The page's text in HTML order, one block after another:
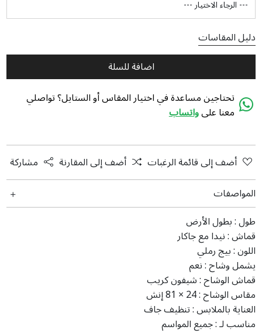
دليل المقاسات
اضافة للسلة
تحتاجين مساعدة في اختيار المقاس أو الستايل؟ تواصلي
معنا علىواتساب
أضف إلى قائمة الرغبات أضف إلى المقارنة
مشاركة
المواصفات
طول :بطول الأرض
قماش :نيدا مع جاكار
اللون :بيج رملي
يشمل وشاح :نعم
قماش الوشاح :شيفون كريب
مقاس الوشاح :24 × 81 إنش
العناية بالملابس :تنظيف جاف
مناسب لـ :جميع المواسم